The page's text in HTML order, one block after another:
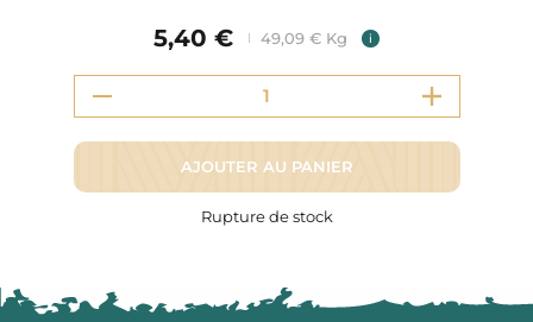
5,40 € 49,09 € Kg i
AJOUTER AU PANIER
Rupture de stock